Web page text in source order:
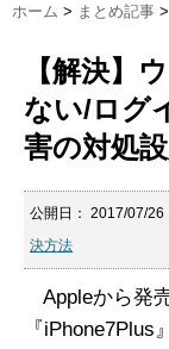
ホーム > まとめ記事 >
【解決】
ない/ログ
害の対処
公開日： 2017/07/26
決方法
Appleから発
『